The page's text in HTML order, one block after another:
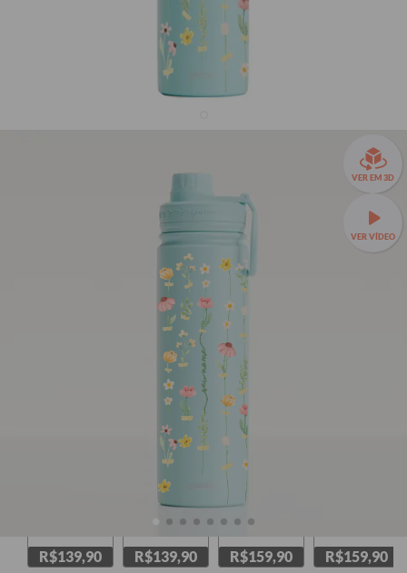
VER EM 3D
VER VÍDEO
(SEU NOME)
Garrafa Térmica Fresh + Ebook - Florescer Suave
R$239,90
Garrafa Térmica Fresh a partir de R$129,90!
conservação térmica e estampas exclusivas.
Fresh 950ml Fresh 1200ml
R$139,90
Amarela
R$139,90
Branca
R$159,90 R$159,90